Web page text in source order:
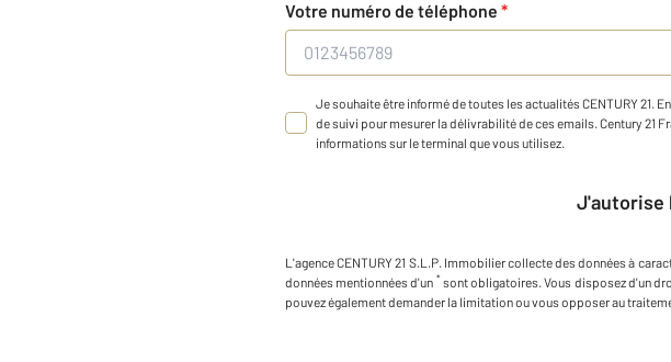
Votre numéro de téléphone *
Je souhaite être informé de toutes les actualités CENTURY 21.
de suivi pour mesurer la délivrabilité de ces emails. Century 21
informations sur le terminal que vous utilisez.
L'agenceCENTURY 21 S.L.P. Immobiliercollecte des données à
données mentionnées d'un * sont obligatoires. Vous disposez d'un
pouvez également demander la limitation ou vous opposer au